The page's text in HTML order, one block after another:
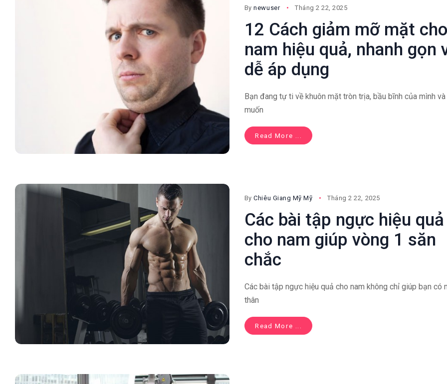
Bynewuser Tháng 2 22, 2025
12 Cách giảm mỡ mặt cho
nam hiệu quả, nhanh gọn
dễ áp dụng
Bạn đang tự ti về khuôn mặt tròn trịa, bầu bĩnh của mình và
muốn
Read More ...
ByChiêu Giang Mỹ Mỹ Tháng 2 22, 2025
Các bài tập ngực hiệu quả
cho nam giúp vòng 1 săn
chắc
Các bài tập ngực hiệu quả cho nam không chỉ giúp bạn có
thân
Read More ...